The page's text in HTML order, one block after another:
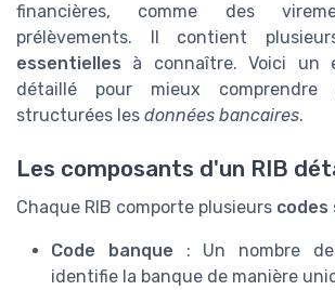
financières, comme des
prélèvements. Il contient
essentielles à connaître. Voici un
détaillé pour mieux comprendre
structurées les données bancaires.
Les composants d'un RIB
Chaque RIB comporte plusieurs codes
Code banque : Un nombre
identifie la banque de manière